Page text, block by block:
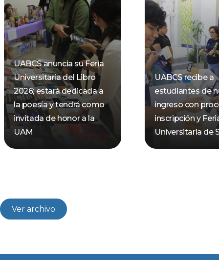
UABCS anuncia su Feria
Universitaria del Libro
2026; estará dedicada a
la poesía y tendrá como
invitada de honor a la
UAM
UABCS recibe a
estudiantes de
ingreso con
inscripción y
Universitaria de
Ver archivo